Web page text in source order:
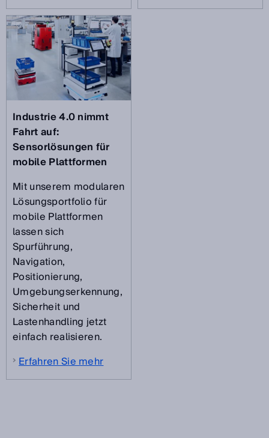
Industrie 4.0 nimmt
Fahrt auf:
Sensorlösungen für
mobile Plattformen
Mit unserem modularen
Lösungsportfolio für
mobile Plattformen
lassen sich
Spurführung,
Navigation,
Positionierung,
Umgebungserkennung,
Sicherheit und
Lastenhandling jetzt
einfach realisieren.
Erfahren Sie mehr